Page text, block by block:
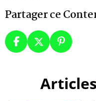
Partager ce
Articles